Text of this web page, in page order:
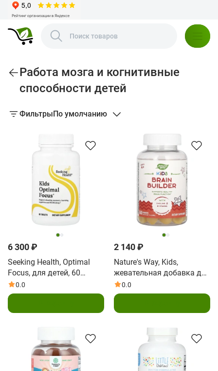
Работа мозга и когнитивные
способности детей
ФильтрыПо умолчанию
6 300 ₽
Seeking Health, Optimal
Focus, для детей, 60
таблеток
0.0
2 140 ₽
Nature's Way, Kids,
жевательная добавка для
здоровья мозга, для
детей от 4 лет, со вкусом
60 жевательных
мармеладок
0.0